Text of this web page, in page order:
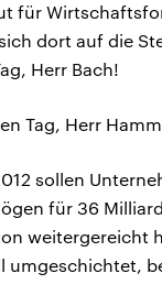
für
dort auf die
Herr Bach!
Tag, Herr
sollen
für 36
weitergereicht
umgeschichtet,